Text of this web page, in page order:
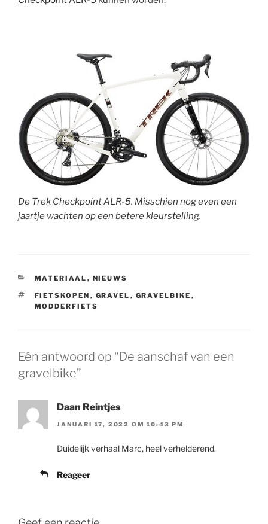
De Trek Checkpoint ALR-5. Misschien nog even een
jaartje wachten op een betere kleurstelling.
CATEGORIEËN
MATERIAAL , NIEUWS
TAGS
FIETSKOPEN , GRAVEL , GRAVELBIKE ,
MODDERFIETS
Eén antwoord op “De aanschaf van een
gravelbike”
Daan Reintjes
JANUARI 17, 2022 OM 10:43 PM
Duidelijk verhaal Marc, heel verhelderend.
Reageer